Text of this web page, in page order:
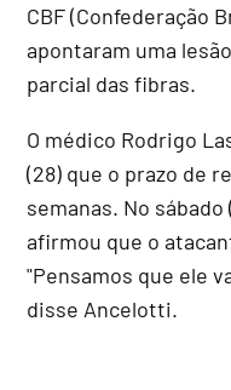
CBF (Confederação
apontaram uma
parcial das fibras.
O médico Rodrigo
(28) que o prazo de
semanas. No
afirmou que o
"Pensamos que ele
disse Ancelotti.